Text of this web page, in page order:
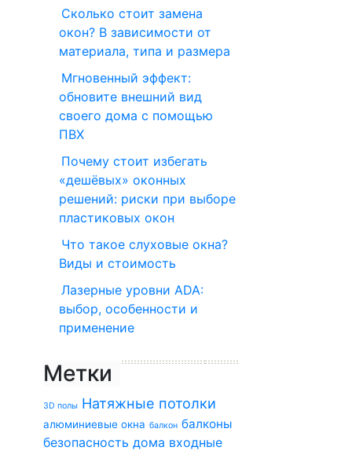
Сколько стоит замена
окон? В зависимости от
материала, типа и размера
Мгновенный эффект:
обновите внешний вид
своего дома с помощью
ПВХ
Почему стоит избегать
«дешёвых» оконных
решений: риски при выборе
пластиковых окон
Что такое слуховые окна?
Виды и стоимость
Лазерные уровни ADA:
выбор, особенности и
применение
Метки
3D полы Натяжные потолки
алюминиевые окна балкон балконы
безопасность дома входные